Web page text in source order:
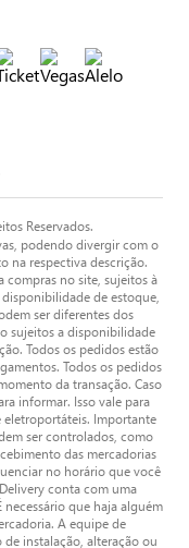
Reservados.
podendo divergir com o
na respectiva descrição.
compras no site, sujeitos à
de estoque,
ser diferentes dos
sujeitos a disponibilidade
Todos os pedidos estão
Todos os pedidos
da transação. Caso
informar. Isso vale para
eletroportáteis. Importante
ser controlados, como
das mercadorias
no horário que você
conta com uma
que haja alguém
A equipe de
instalação, alteração ou